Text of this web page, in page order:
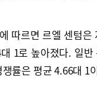
따르면 르엘 센텀
1로 높아졌다. 일
률은 평균 4.66대 1